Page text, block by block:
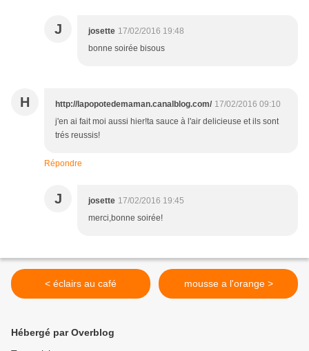
J josette 17/02/2016 19:48
bonne soirée bisous
H http://lapopotedemaman.canalblog.com/ 17/02/2016 09:10
j'en ai fait moi aussi hier!ta sauce à l'air delicieuse et ils sont
trés reussis!
Répondre
J josette 17/02/2016 19:45
merci,bonne soirée!
< éclairs au café mousse a l'orange >
Hébergé par Overblog